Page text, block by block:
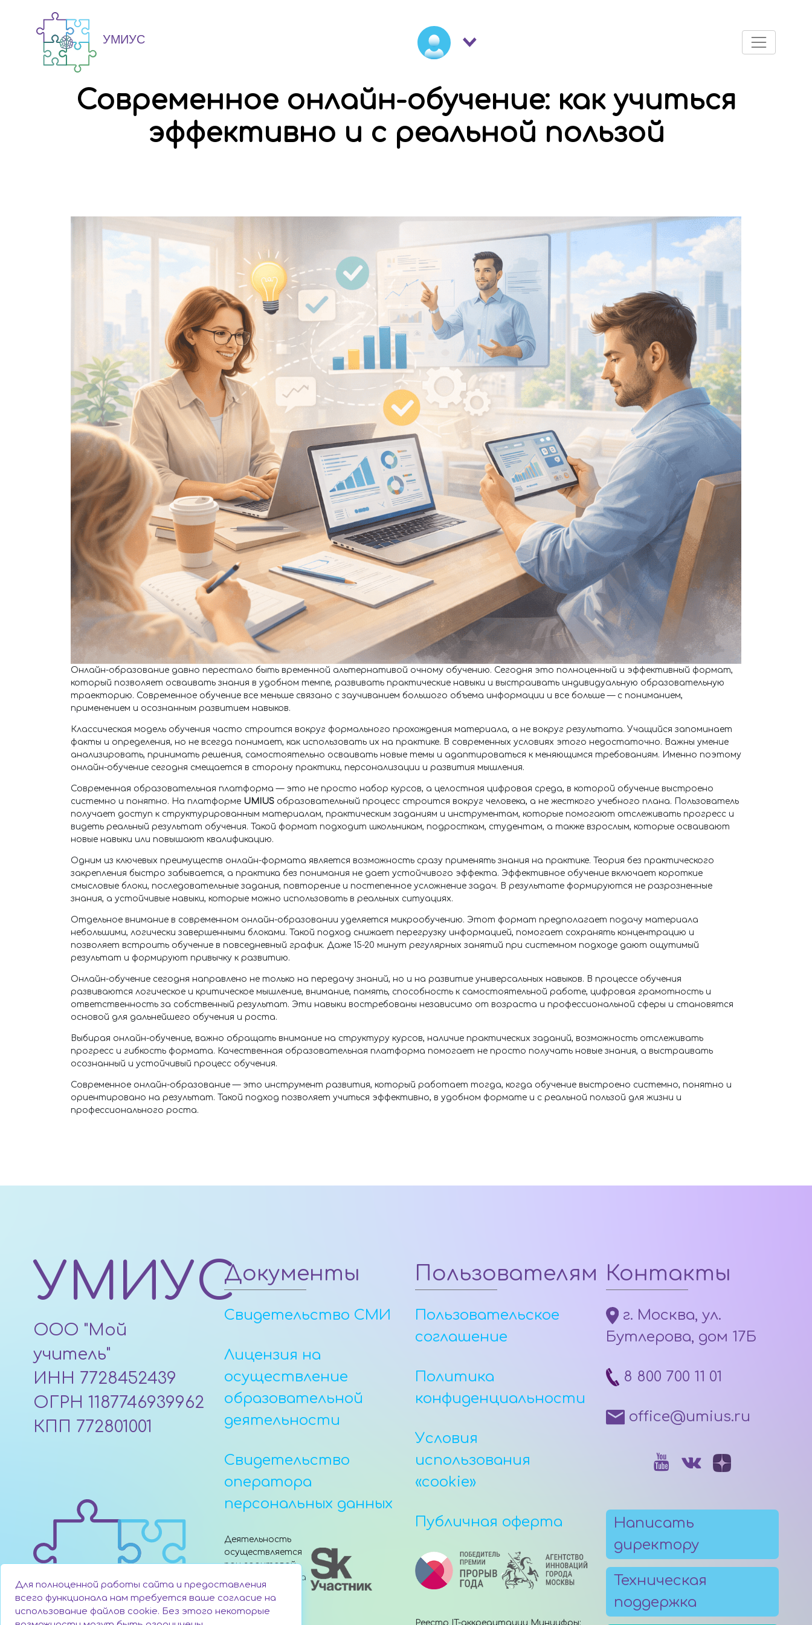
Современное онлайн-обучение: как учиться
эффективно и с реальной пользой
Онлайн-образование давно перестало быть временной альтернативой очному обучению. Сегодня это полноценный и эффективный формат,
который позволяет осваивать знания в удобном темпе, развивать практические навыки и выстраивать индивидуальную образовательную
траекторию. Современное обучение все меньше связано с заучиванием большого объема информации и все больше — с пониманием,
применением и осознанным развитием навыков.
Классическая модель обучения часто строится вокруг формального прохождения материала, а не вокруг результата. Учащийся запоминает
факты и определения, но не всегда понимает, как использовать их на практике. В современных условиях этого недостаточно. Важны умение
анализировать, принимать решения, самостоятельно осваивать новые темы и адаптироваться к меняющимся требованиям. Именно поэтому
онлайн-обучение сегодня смещается в сторону практики, персонализации и развития мышления.
Современная образовательная платформа — это не просто набор курсов, а целостная цифровая среда, в которой обучение выстроено
системно и понятно. На платформе UMIUS образовательный процесс строится вокруг человека, а не жесткого учебного плана. Пользователь
получает доступ к структурированным материалам, практическим заданиям и инструментам, которые помогают отслеживать прогресс и
видеть реальный результат обучения. Такой формат подходит школьникам, подросткам, студентам, а также взрослым, которые осваивают
новые навыки или повышают квалификацию.
Одним из ключевых преимуществ онлайн-формата является возможность сразу применять знания на практике. Теория без практического
закрепления быстро забывается, а практика без понимания не дает устойчивого эффекта. Эффективное обучение включает короткие
смысловые блоки, последовательные задания, повторение и постепенное усложнение задач. В результате формируются не разрозненные
знания, а устойчивые навыки, которые можно использовать в реальных ситуациях.
Отдельное внимание в современном онлайн-образовании уделяется микрообучению. Этот формат предполагает подачу материала
небольшими, логически завершенными блоками. Такой подход снижает перегрузку информацией, помогает сохранять концентрацию и
позволяет встроить обучение в повседневный график. Даже 15-20 минут регулярных занятий при системном подходе дают ощутимый
результат и формируют привычку к развитию.
Онлайн-обучение сегодня направлено не только на передачу знаний, но и на развитие универсальных навыков. В процессе обучения
развиваются логическое и критическое мышление, внимание, память, способность к самостоятельной работе, цифровая грамотность и
ответственность за собственный результат. Эти навыки востребованы независимо от возраста и профессиональной сферы и становятся
основой для дальнейшего обучения и роста.
Выбирая онлайн-обучение, важно обращать внимание на структуру курсов, наличие практических заданий, возможность отслеживать
прогресс и гибкость формата. Качественная образовательная платформа помогает не просто получать новые знания, а выстраивать
осознанный и устойчивый процесс обучения.
Современное онлайн-образование — это инструмент развития, который работает тогда, когда обучение выстроено системно, понятно и
ориентировано на результат. Такой подход позволяет учиться эффективно, в удобном формате и с реальной пользой для жизни и
профессионального роста.
УМИУС
ООО "Мой
учитель"
ИНН 7728452439
ОГРН 1187746939962
КПП 772801001
Документы
Свидетельство СМИ
Лицензия на
осуществление
образовательной
деятельности
Свидетельство
оператора
персональных данных
Деятельность
осуществляется
при грантовой
поддержке Фонда
«Сколково»
Пользователям
Пользовательское
соглашение
Политика
конфиденциальности
Условия
использования
«cookie»
Публичная оферта
Реестр IT-аккредитации Минцифры:
Контакты
г. Москва, ул.
Бутлерова, дом 17Б
8 800 700 11 01
office@umius.ru
Написать
директору
Техническая
поддержка
Для полноценной работы сайта и предоставления
всего функционала нам требуется ваше согласие на
использование файлов cookie. Без этого некоторые